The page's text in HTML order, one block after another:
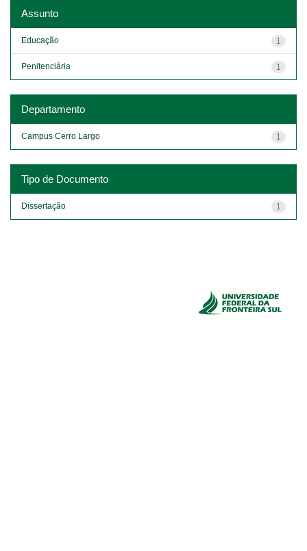
Assunto
1
Educação
1
Penitenciária
Departamento
1
Campus Cerro Largo
Tipo de Documento
1
Dissertação